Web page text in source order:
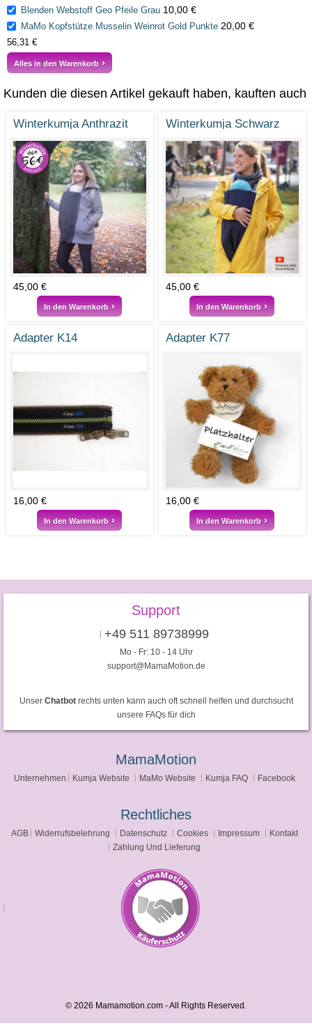
Blenden Webstoff Geo Pfeile Grau 10,00 €
MaMo Kopfstütze Musselin Weinrot Gold Punkte 20,00 €
56,31 €
Alles in den Warenkorb
Kunden die diesen Artikel gekauft haben, kauften auch
Winterkumja Anthrazit
45,00 €
In den Warenkorb
Winterkumja Schwarz
45,00 €
In den Warenkorb
Adapter K14
16,00 €
In den Warenkorb
Adapter K77
16,00 €
In den Warenkorb
Support
+49 511 89738999
Mo - Fr: 10 - 14 Uhr
support@MamaMotion.de
Unser Chatbotrechts unten kann auch oft schnell helfen und durchsucht
unsere FAQs für dich
MamaMotion
Unternehmen Kumja Website MaMo Website Kumja FAQ Facebook
Rechtliches
AGB Widerrufsbelehrung Datenschutz Cookies Impressum
Kontakt
Zahlung Und Lieferung
© 2026 Mamamotion.com - All Rights Reserved.